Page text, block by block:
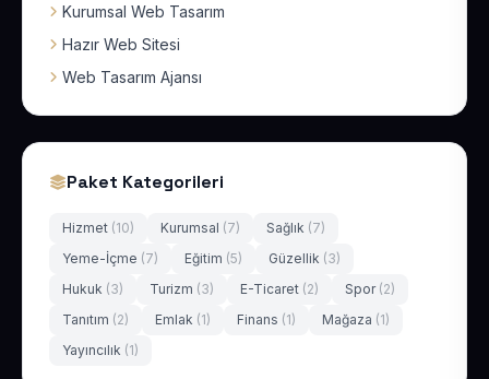
Kurumsal Web Tasarım
Hazır Web Sitesi
Web Tasarım Ajansı
Paket Kategorileri
Hizmet (10) Kurumsal (7) Sağlık (7)
Yeme-İçme (7) Eğitim (5) Güzellik (3)
Hukuk (3) Turizm (3) E-Ticaret (2) Spor (2)
Tanıtım (2) Emlak (1) Finans (1) Mağaza (1)
Yayıncılık (1)